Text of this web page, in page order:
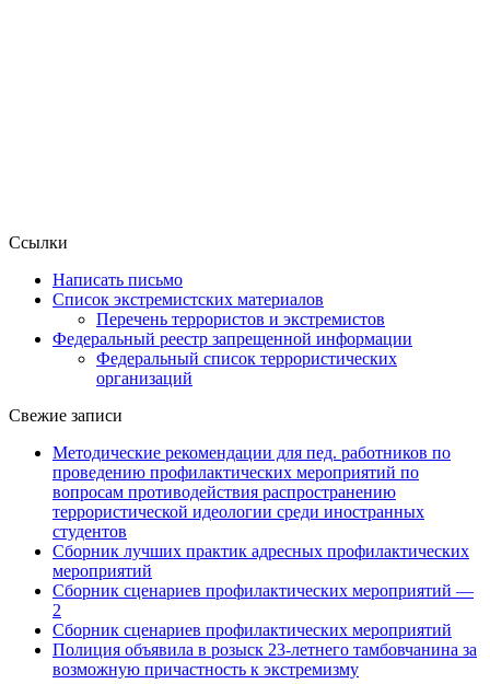
Ссылки
Написать письмо
Список экстремистских материалов
Перечень террористов и экстремистов
Федеральный реестр запрещенной информации
Федеральный список террористических
организаций
Свежие записи
Методические рекомендации для пед. работников по
проведению профилактических мероприятий по
вопросам противодействия распространению
террористической идеологии среди иностранных
студентов
Сборник лучших практик адресных профилактических
мероприятий
Сборник сценариев профилактических мероприятий —
2
Сборник сценариев профилактических мероприятий
Полиция объявила в розыск 23-летнего тамбовчанина за
возможную причастность к экстремизму